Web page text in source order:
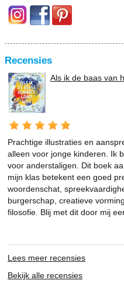
Recensies
Als ik de baas van
Prachtige illustraties en
alleen voor jonge kinderen. Ik
voor anderstaligen. Dit boek
mijn klas betekent een goed
woordenschat,
burgerschap, creatieve
filosofie. Blij met dit door mij
Lees meer recensies
Bekijk alle recensies